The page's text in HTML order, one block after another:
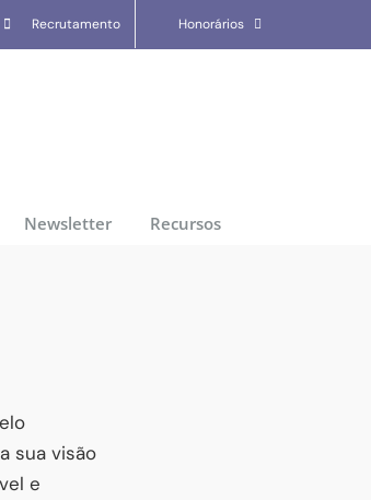
Recrutamento Honorários
Newsletter Recursos
sua visão
e